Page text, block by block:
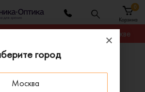
город
Москва
Корзина
0
цену на любую оправу в Москве
очки
очки HICKMANN HI9132 A01